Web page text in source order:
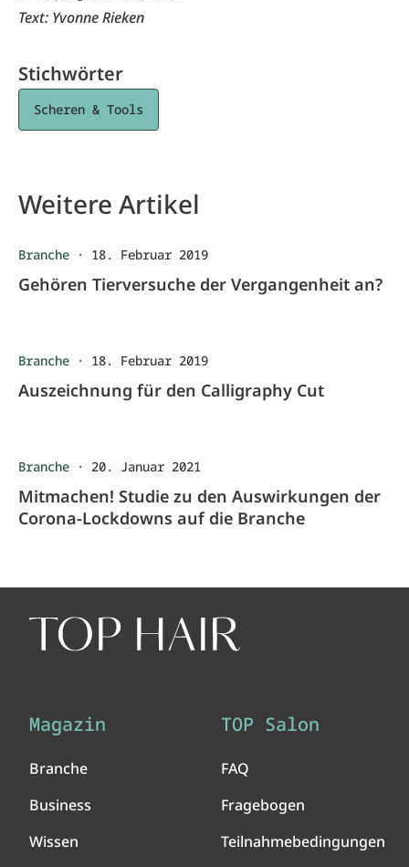
Text: Yvonne Rieken
Stichwörter
Scheren & Tools
Weitere Artikel
Branche · 18. Februar 2019
Gehören Tierversuche der Vergangenheit an?
Branche · 18. Februar 2019
Auszeichnung für den Calligraphy Cut
Branche · 20. Januar 2021
Mitmachen! Studie zu den Auswirkungen der
Corona-Lockdowns auf die Branche
Magazin
Branche
Business
Wissen
TOP Salon
FAQ
Fragebogen
Teilnahmebedingungen